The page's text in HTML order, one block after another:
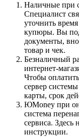
Наличные при
Специалист
уточнить
купюры. Вы
документы,
товар и чек.
Безналичный
интернет-
Чтобы
сервер
карты, срок
ЮMoney при
система
сервиса. Здесь
инструкции.